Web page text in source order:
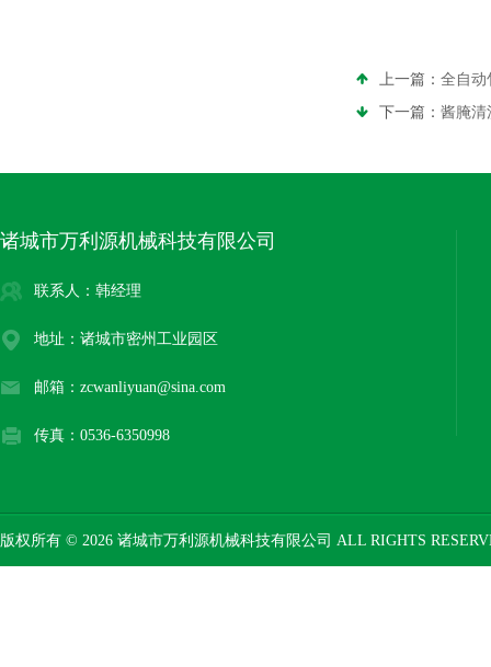
上一篇： 全自动
下一篇： 酱腌清
诸城市万利源机械科技有限公司
联系人：韩经理
地址：诸城市密州工业园区
邮箱：zcwanliyuan@sina.com
传真：0536-6350998
版权所有 © 2026 诸城市万利源机械科技有限公司 ALL RIGHTS